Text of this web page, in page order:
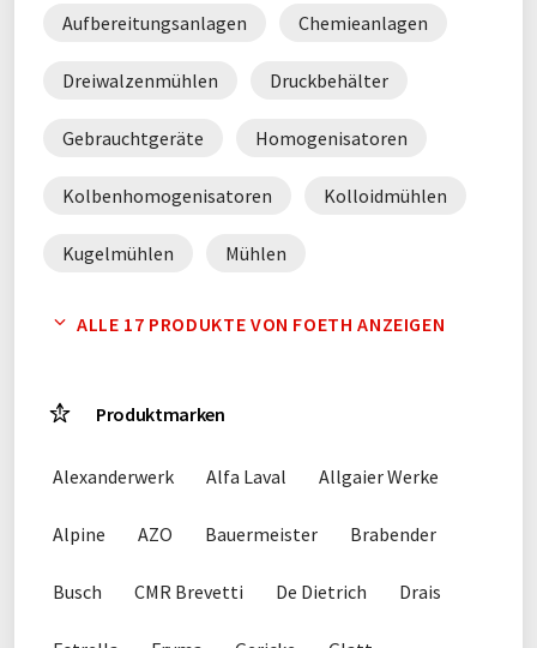
Aufbereitungsanlagen Chemieanlagen
Dreiwalzenmühlen Druckbehälter
Gebrauchtgeräte Homogenisatoren
Kolbenhomogenisatoren Kolloidmühlen
Kugelmühlen Mühlen
Silos Tanks
ALLE 17 PRODUKTE VON FOETH ANZEIGEN
Produktmarken
Alexanderwerk Alfa Laval Allgaier Werke
Alpine AZO Bauermeister Brabender
Busch CMR Brevetti De Dietrich Drais